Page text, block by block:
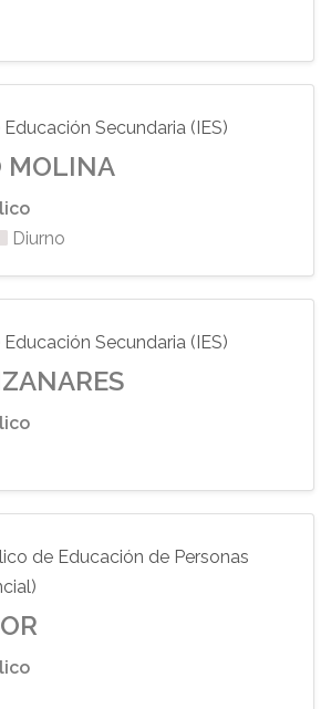
Secundaria (IES)
MOLINA
Diurno
Secundaria (IES)
de Educación de Personas